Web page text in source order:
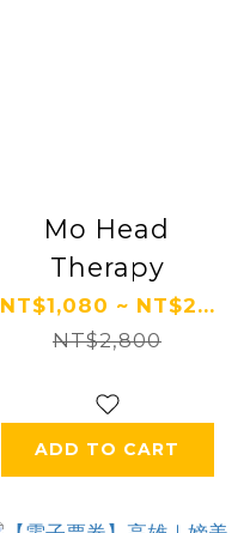
Mo Head
Therapy
NT$1,080 ~ NT$2...
NT$2,800
ADD TO CART